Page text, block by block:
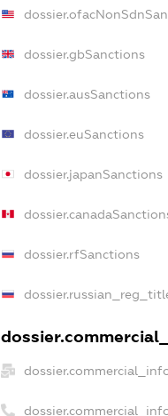
dossier.gbSanctions
dossier.ausSanctions
dossier.euSanctions
dossier.japanSanctions
dossier.rfSanctions